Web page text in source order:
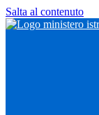
Salta al contenuto